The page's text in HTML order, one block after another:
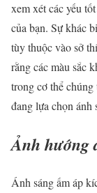
xem xét các yếu
của bạn. Sự khác
tùy thuộc vào sở
rằng các màu sắc
trong cơ thể
đang lựa chọn ánh
Ảnh hướng
Ánh sáng ấm áp